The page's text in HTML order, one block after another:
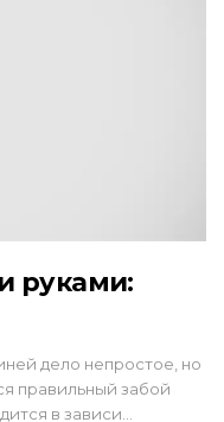
руками:
дело непростое, но
правильный забой
в зависи…